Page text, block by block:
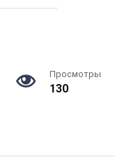
Просмотры
130